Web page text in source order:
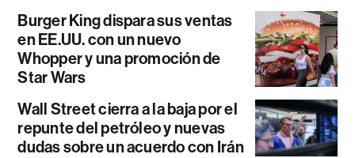
Burger King dispara sus ventas
en EE.UU. con un nuevo
Whopper y una promoción de
Star Wars
Wall Street cierra a la baja por el
repunte del petróleo y nuevas
dudas sobre un acuerdo con Irán